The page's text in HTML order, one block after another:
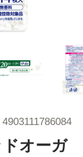
オーガ
4903111786084